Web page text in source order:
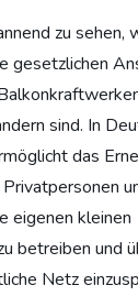
zu sehen,
gesetzlichen
sind. In
das
eigenen kleinen
betreiben und
Netz